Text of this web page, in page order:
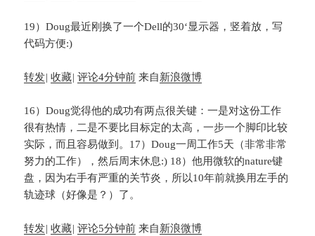
19）Doug最近刚换了一个Dell的30‘显示器，竖着放，写
代码方便:)
转发| 收藏| 评论4分钟前 来自新浪微博
16）Doug觉得他的成功有两点很关键：一是对这份工作
很有热情，二是不要比目标定的太高，一步一个脚印比较
实际，而且容易做到。17）Doug一周工作5天（非常非常
努力的工作），然后周末休息:) 18）他用微软的nature键
盘，因为右手有严重的关节炎，所以10年前就换用左手的
轨迹球（好像是？）了。
转发| 收藏| 评论5分钟前 来自新浪微博